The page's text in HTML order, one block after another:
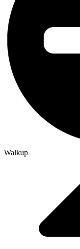
Walkup